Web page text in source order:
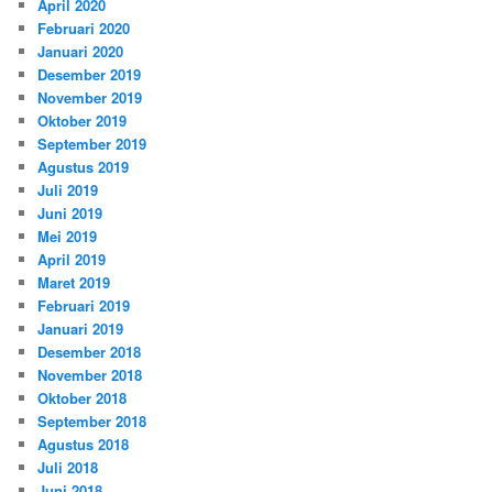
April 2020
Februari 2020
Januari 2020
Desember 2019
November 2019
Oktober 2019
September 2019
Agustus 2019
Juli 2019
Juni 2019
Mei 2019
April 2019
Maret 2019
Februari 2019
Januari 2019
Desember 2018
November 2018
Oktober 2018
September 2018
Agustus 2018
Juli 2018